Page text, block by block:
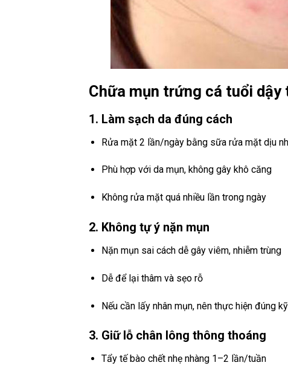
Chữa mụn trứng cá tuổi
1. Làm sạch da đúng cách
Rửa mặt 2 lần/ngày bằng sữa rửa mặt dịu
Phù hợp với da mụn, không gây khô căng
Không rửa mặt quá nhiều lần trong ngày
2. Không tự ý nặn mụn
Nặn mụn sai cách dễ gây viêm, nhiễm trùng
Dễ để lại thâm và sẹo rỗ
Nếu cần lấy nhân mụn, nên thực hiện đúng
3. Giữ lỗ chân lông thông thoáng
Tẩy tế bào chết nhẹ nhàng 1–2 lần/tuần